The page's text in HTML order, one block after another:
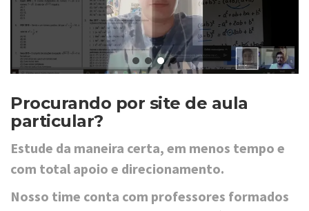
Procurando por site de aula
particular?
Estude da maneira certa, em menos tempo e
com total apoio e direcionamento.
Nosso time conta com professores formados